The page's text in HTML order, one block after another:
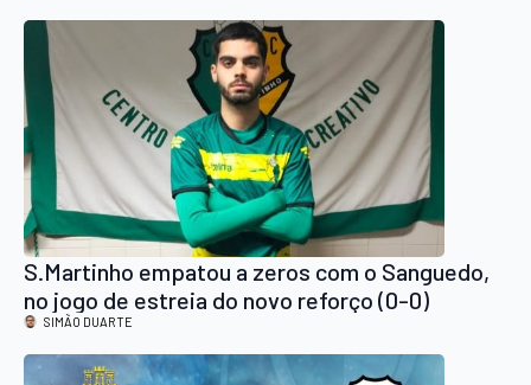
S.Martinho empatou a zeros com o Sanguedo,
no jogo de estreia do novo reforço (0-0)
SIMÃO DUARTE